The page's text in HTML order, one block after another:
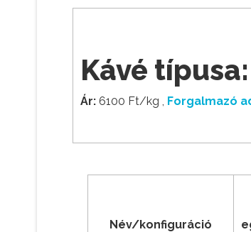
Kávé
Ár: 6100 Ft/kg , Forgalmazó
Név/konfiguráció